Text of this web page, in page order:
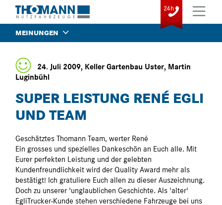
MEINUNGEN
24. Juli 2009, Keller Gartenbau Uster, Martin
Luginbühl
SUPER LEISTUNG RENÉ EGLI
UND TEAM
Geschätztes Thomann Team, werter René
Ein grosses und spezielles Dankeschön an Euch alle. Mit
Eurer perfekten Leistung und der gelebten
Kundenfreundlichkeit wird der Quality Award mehr als
bestätigt! Ich gratuliere Euch allen zu dieser Auszeichnung.
Doch zu unserer 'unglaublichen Geschichte. Als 'alter'
EgliTrucker-Kunde stehen verschiedene Fahrzeuge bei uns